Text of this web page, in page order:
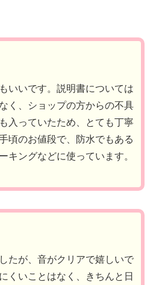
いいです。説明書については
く、ショップの方からの不具
入っていたため、とても丁寧
頃のお値段で、防水でもある
キングなどに使っています。
たが、音がクリアで嬉しいで
くいことはなく、きちんと日